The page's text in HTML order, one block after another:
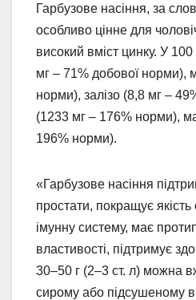
Гарбузове насіння, за
особливо цінне для
високий вміст цинку. У 100
мг – 71% добової норми),
норми), залізо (8,8 мг –
(1233 мг – 176% норми),
196% норми).
«Гарбузове насіння
простати, покращує
імунну систему, має
властивості, підтримує
30–50 г (2–3 ст. л) можна
сирому або підсушеному